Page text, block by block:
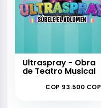
Ultraspray - Obra
de Teatro Musical
COP 93.500 COP